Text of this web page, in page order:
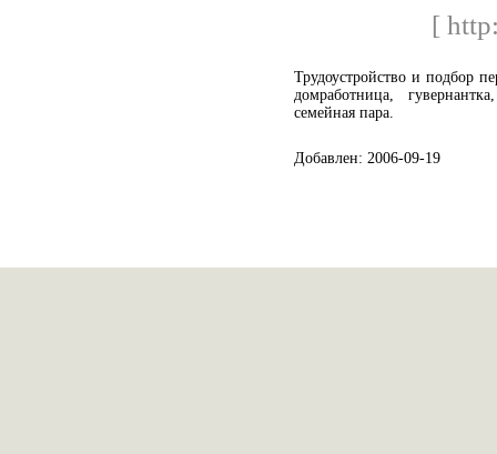
[
Трудоустройство и подбор
домработница,
семейная пара.
Добавлен: 2006-09-19